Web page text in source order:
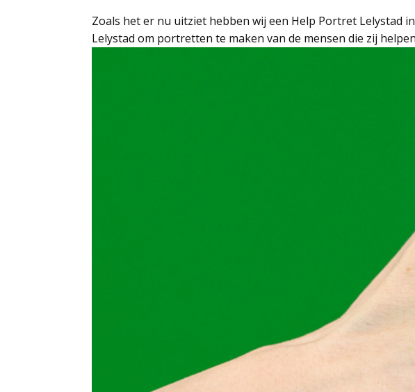
Zoals het er nu uitziet hebben wij een Help Portret Lelystad
Lelystad om portretten te maken van de mensen die zij